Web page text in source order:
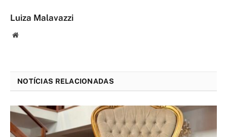
Luiza Malavazzi
Website
NOTÍCIAS RELACIONADAS